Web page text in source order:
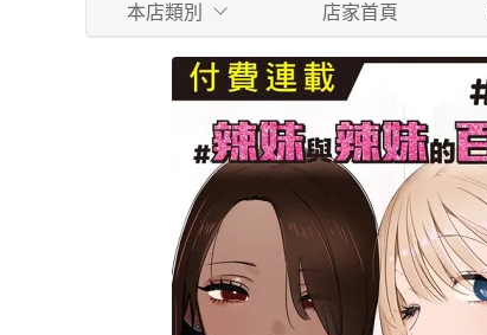
本店類別 店家首頁